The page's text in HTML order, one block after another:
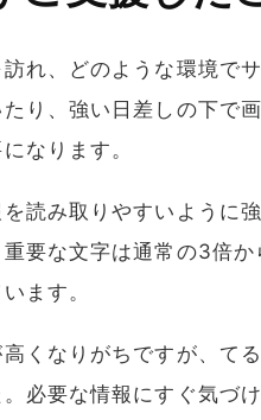
れ、どのような環境で
り、強い日差しの下で
なります。
読み取りやすいように
要な文字は通常の3倍
ます。
くなりがちですが、て
必要な情報にすぐ気づ